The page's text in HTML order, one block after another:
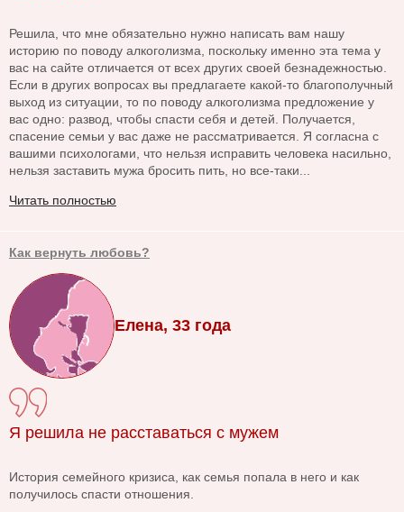
Решила, что мне обязательно нужно написать вам нашу
историю по поводу алкоголизма, поскольку именно эта тема у
вас на сайте отличается от всех других своей безнадежностью.
Если в других вопросах вы предлагаете какой-то благополучный
выход из ситуации, то по поводу алкоголизма предложение у
вас одно: развод, чтобы спасти себя и детей. Получается,
спасение семьи у вас даже не рассматривается. Я согласна с
вашими психологами, что нельзя исправить человека насильно,
нельзя заставить мужа бросить пить, но все-таки...
Читать полностью
Как вернуть любовь?
Елена, 33 года
Я решила не расставаться с мужем
История семейного кризиса, как семья попала в него и как
получилось спасти отношения.